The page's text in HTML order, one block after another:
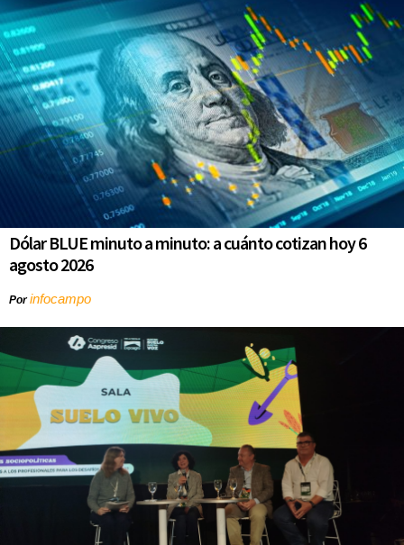
Dólar BLUE minuto a minuto: a cuánto cotizan hoy 6
agosto 2026
Porinfocampo